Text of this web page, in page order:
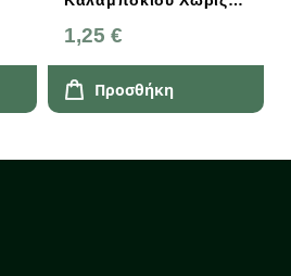
1,25 €
Προσθήκη